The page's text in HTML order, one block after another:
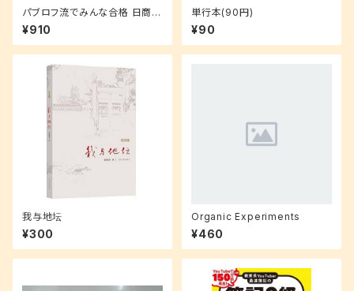
パブロフ流でみんな合格 日商簿
記3級 テキスト＆問題集 2026
年度版
¥910
単行本(90円)
¥90
我与地坛
¥300
Organic Experiments
¥460